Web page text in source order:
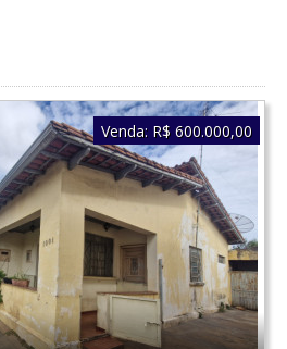
Venda: R$ 600.000,00